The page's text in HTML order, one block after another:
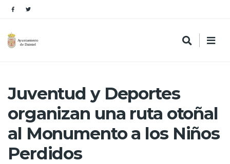
Juventud y Deportes
organizan una ruta otoñal
al Monumento a los Niños
Perdidos